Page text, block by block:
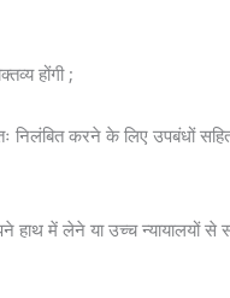
होंगी ;
निलंबित करने के लिए
हाथ में लेने या उच्च न्यायालयों